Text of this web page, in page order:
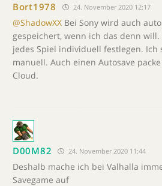
Bort1978 24. November 2020 12:17
@ShadowXX Bei Sony wird auch
gespeichert, wenn ich das denn
jedes Spiel individuell festlegen. Ich
manuell. Auch einen Autosave
Cloud.
D00M82 24. November 2020 11:44
Deshalb mache ich bei Valhalla
Savegame auf